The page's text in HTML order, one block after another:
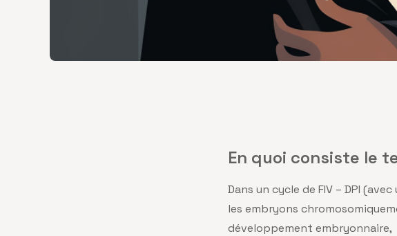
En quoi consiste le
Dans un cycle de FIV – DPI
les embryons
développement